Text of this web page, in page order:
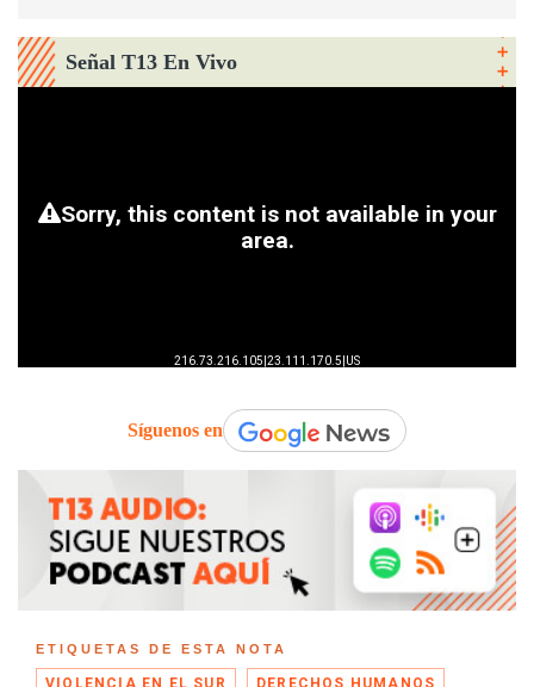
Señal T13 En Vivo
Síguenos en
ETIQUETAS DE ESTA NOTA
VIOLENCIA EN EL SUR DERECHOS HUMANOS